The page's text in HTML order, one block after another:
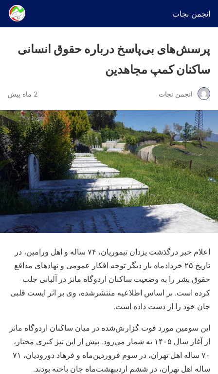
انجمن نجات
پرسش‌های بی‌پاسخ درباره حقوق انسانی
ساکنان کمپ مجاهدین
انجمن نجات 2 ماه پیش
اعلام خبر درگذشت یزدان تیموریان، ۷۴ ساله و اهل ورامین، در
تاریخ ۲۵ خردادماه بار دیگر توجه افکار عمومی و نهادهای مدافع
حقوق بشر را به وضعیت ساکنان اردوگاه مانز در آلبانی جلب
کرده است. بر اساس اطلاعیه منتشرشده، وی بر اثر ایست قلبی
جان خود را از دست داده است.
این سومین مورد فوت گزارش‌شده در میان ساکنان اردوگاه مانز
از آغاز سال ۱۴۰۵ به شمار می‌رود. پیش از این نیز کبری مختار،
۷۰ ساله اهل تهران، در سوم فروردین‌ماه و فرهاد دورودیان، ۷۱
ساله اهل تهران، در ششم اردیبهشت‌ماه جان باخته بودند.